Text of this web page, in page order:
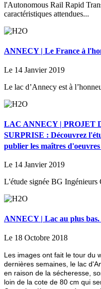
l'Autonomous Rail Rapid
caractéristiques attendues...
ANNECY | Le France à
Le 14 Janvier 2019
Le lac d’Annecy est à
LAC ANNECY | PROJET
SURPRISE : Découvrez
publier les maîtres
Le 14 Janvier 2019
L'étude signée BG Ingénieurs
ANNECY | Lac au plus bas.
Le 18 Octobre 2018
Les images ont fait le tour du
dernières semaines, le lac
en raison de la sécheresse,
loin de la cote de 80 cm qui